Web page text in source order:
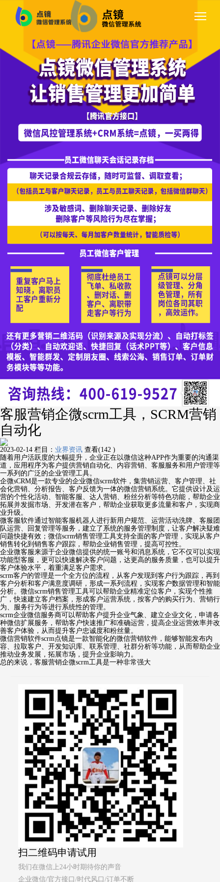
客服营销企微scrm工具，SCRM营销
自动化
2023-02-14 栏目： 业界资讯 查看(142 )
随着用户活跃度的大幅提升，企业正在以微信这种APP作为重要的沟通渠
道，应用程序为客户提供营销自动化、内容营销、客服服务和用户管理等
一系列的广泛的企业管理工具。
企微sCRM是一款专业的企业微信scrm软件，集营销运营、客户管理、社
会化营销、分析报告、客户反馈为一体的微信营销系统。它提供设计及运
营的个性化活动、智能客服、达人营销、粉丝分析等特色功能，帮助企业
拓展并发掘市场、开发潜在客户，帮助企业获取更多流量和客户，实现商
业升级。
微客服软件通过智能客服机器人进行新用户规范、运营活动洗牌、客服团
队运营、回复管理等服务，建立了系统的服务管理制度，让客户解决疑难
问题快捷有效；微信scrm销售管理工具支持全面的客户管理，实现从客户
销售转化到销售客户跟踪，帮助企业销售管理，提高可控性。
企业微客服来源于企业微信提供的统一账号和消息系统，它不仅可以实现
功能型客服，更可以快速解决客户问题，达更高的服务质量，也可以提升
客户体验水平，着重满足客户需求。
scrm客户的管理是一个全方位的流程，从客户发现到客户行为跟踪，再到
客户分析和客户满意度调研，形成一系列流程，实现客户数据管理和智能
分析。微信scrm销售管理工具可以帮助企业精准定位客户，实现个性推
广，快速建立客户档案，形成客户运营系统，按客户的购买行为、营销行
为、服务行为等进行系统性的管理。
scrm企业微信服务商可以帮助客户提升企业气象、建立企业文化，申请各
种微信扩展服务，帮助客户快速推广和准确运营，提高企业运营效率并改
善客户体验，从而提升客户忠诚度和粉丝量。
微信营销软件scrm点镜是一款智能化的微信营销软件，能够智能发布内
容、拉取客户、开发知识库、联系管理、社群分析等功能，从而帮助企业
推动业务发展，拓展市场，提升企业影响力。
总的来说，客服营销企微scrm工具是一种非常强大
扫二维码申请试用
我们在微信上24小时期待你的声音
企业微信/官方接口/时代风口/订单不断